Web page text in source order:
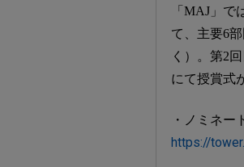
「MAJ」
て、主要6
く）。第2
にて授賞式
・ノミネー
https://